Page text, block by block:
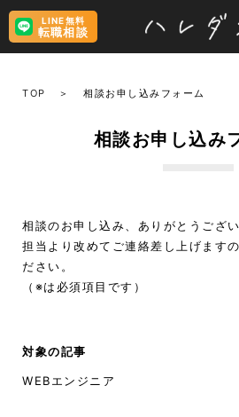
LINE無料
転職相談
TOP 相談お申し込みフォーム
相談お申し込み
相談のお申し込み、ありがとうござい
担当より改めてご連絡差し上げます
ださい。
（※は必須項目です）
対象の記事
WEBエンジニア